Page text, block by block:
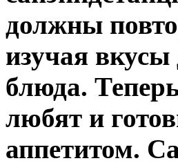
должны
изучая
блюда.
любят и
аппетитом.